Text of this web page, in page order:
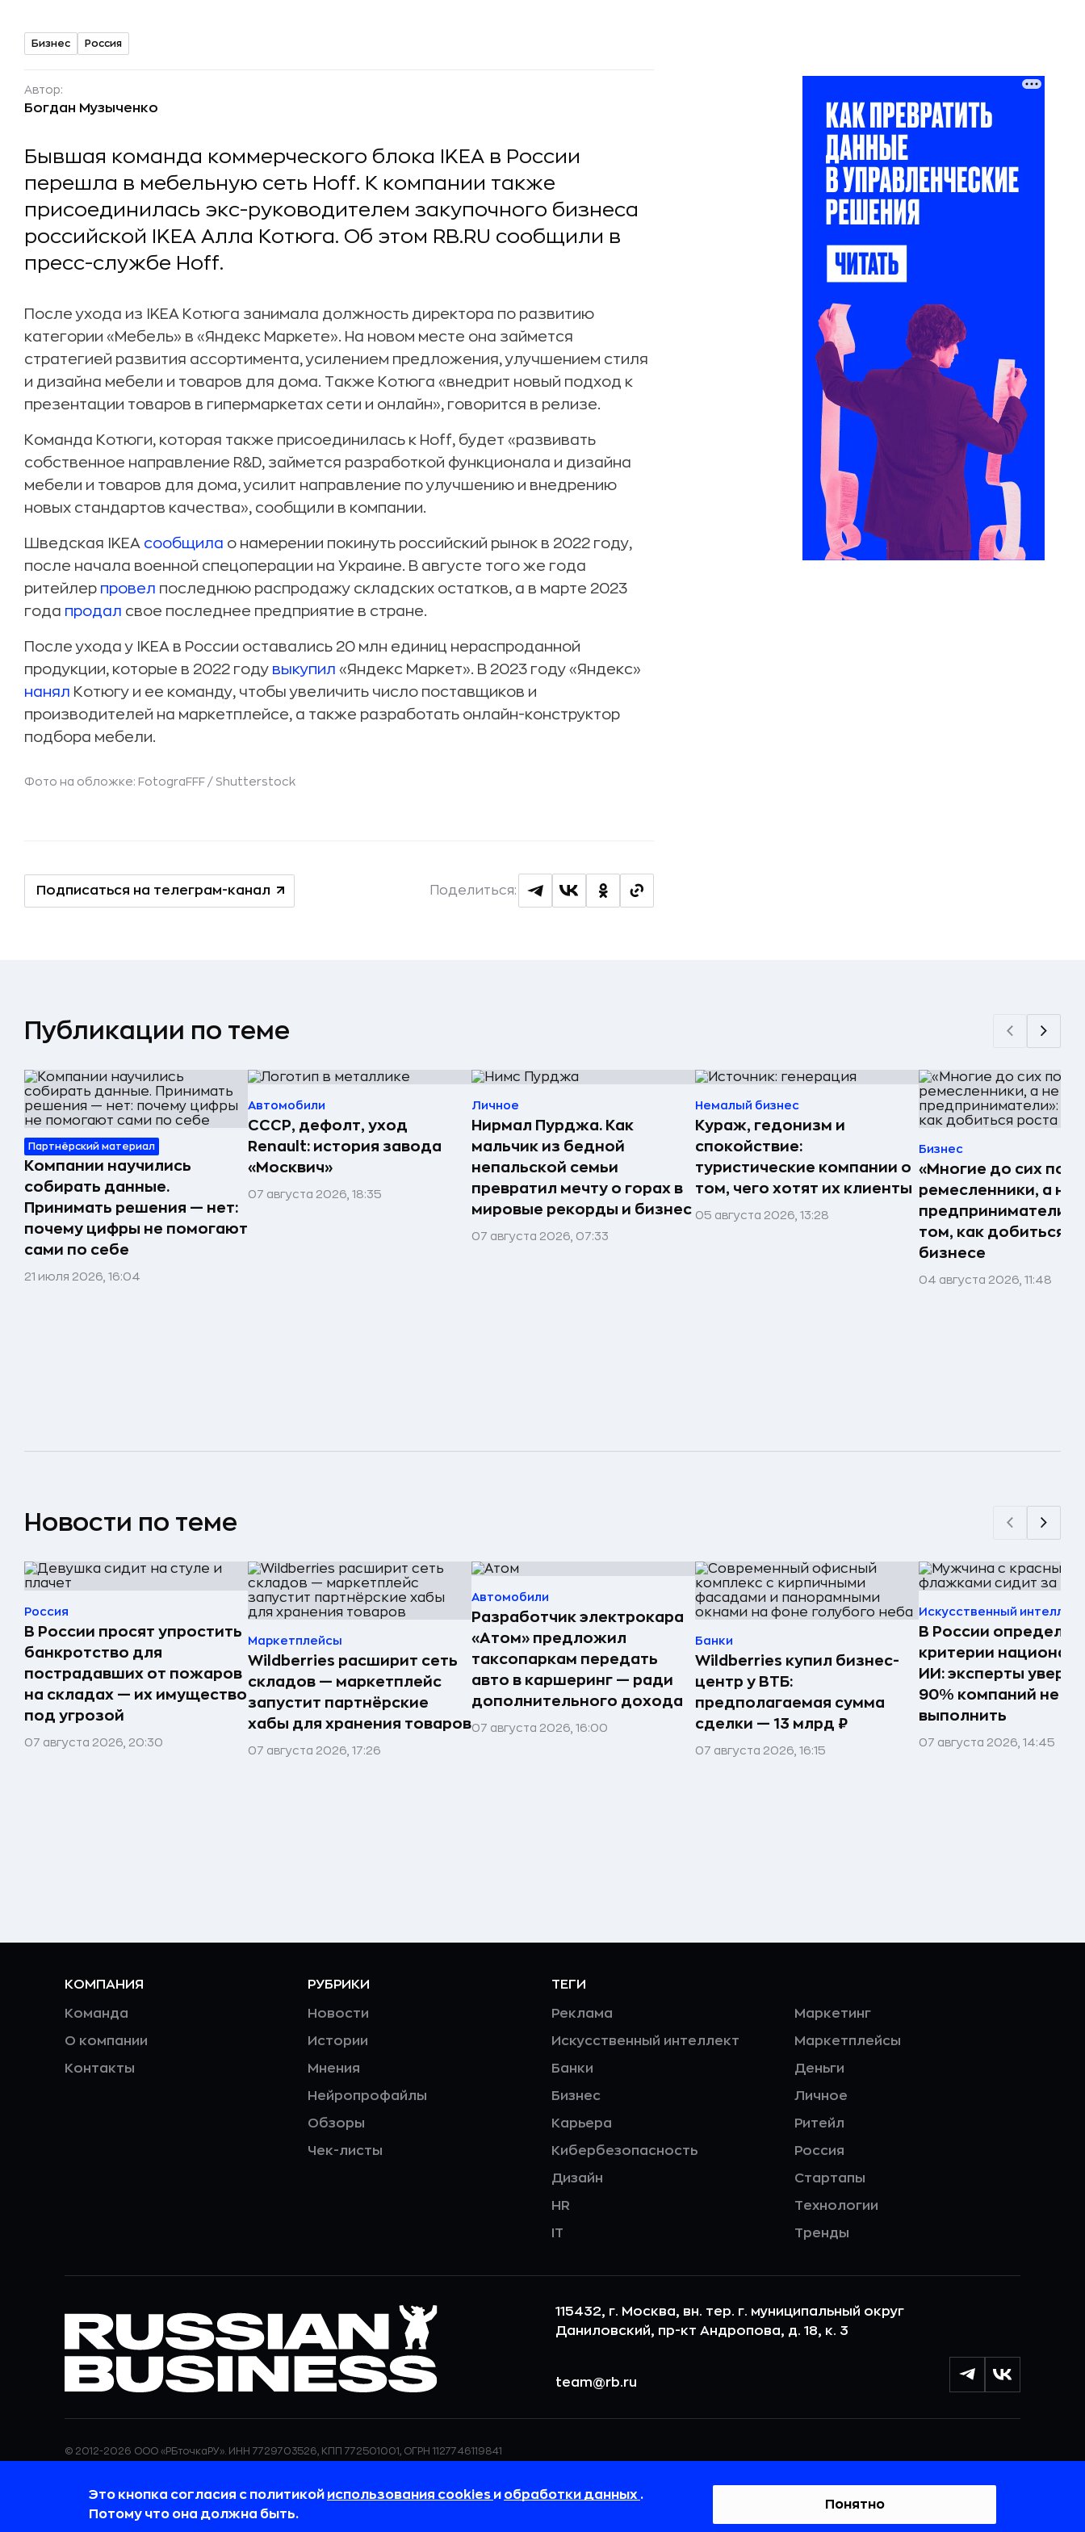
Бизнес Россия
Автор:
Богдан Музыченко
Бывшая команда коммерческого блока IKEA в России
перешла в мебельную сеть Hoff. К компании также
присоединилась экс-руководителем закупочного бизнеса
российской IKEA Алла Котюга. Об этом RB.RU сообщили в
пресс-службе Hoff.
После ухода из IKEA Котюга занимала должность директора по развитию
категории «Мебель» в «Яндекс Маркете». На новом месте она займется
стратегией развития ассортимента, усилением предложения, улучшением стиля
и дизайна мебели и товаров для дома. Также Котюга «внедрит новый подход к
презентации товаров в гипермаркетах сети и онлайн», говорится в релизе.
Команда Котюги, которая также присоединилась к Hoff, будет «развивать
собственное направление R&D, займется разработкой функционала и дизайна
мебели и товаров для дома, усилит направление по улучшению и внедрению
новых стандартов качества», сообщили в компании.
Шведская IKEA сообщила о намерении покинуть российский рынок в 2022 году,
после начала военной спецоперации на Украине. В августе того же года
ритейлер провел последнюю распродажу складских остатков, а в марте 2023
года продал свое последнее предприятие в стране.
После ухода у IKEA в России оставались 20 млн единиц нераспроданной
продукции, которые в 2022 году выкупил «Яндекс Маркет». В 2023 году «Яндекс»
нанял Котюгу и ее команду, чтобы увеличить число поставщиков и
производителей на маркетплейсе, а также разработать онлайн-конструктор
подбора мебели.
Фото на обложке: FotograFFF / Shutterstock
Подписаться на телеграм-канал Поделиться:
Публикации по теме
Партнёрский материал
Компании научились
собирать данные.
Принимать решения — нет:
почему цифры не помогают
сами по себе
21 июля 2026, 16:04
Автомобили
СССР, дефолт, уход
Renault: история завода
«Москвич»
07 августа 2026, 18:35
Личное
Нирмал Пурджа. Как
мальчик из бедной
непальской семьи
превратил мечту о горах в
мировые рекорды и бизнес
07 августа 2026, 07:33
Немалый бизнес
Кураж, гедонизм и
спокойствие:
туристические компании о
том, чего хотят их клиенты
05 августа 2026, 13:28
Бизнес
«Многие до сих пор
ремесленники, а не
предприниматели»:
том, как добиться
бизнесе
04 августа 2026, 11:48
Новости по теме
Россия
В России просят упростить
банкротство для
пострадавших от пожаров
на складах — их имущество
под угрозой
07 августа 2026, 20:30
Маркетплейсы
Wildberries расширит сеть
складов — маркетплейс
запустит партнёрские
хабы для хранения товаров
07 августа 2026, 17:26
Автомобили
Разработчик электрокара
«Атом» предложил
таксопаркам передать
авто в каршеринг — ради
дополнительного дохода
07 августа 2026, 16:00
Банки
Wildberries купил бизнес-
центр у ВТБ:
предполагаемая сумма
сделки — 13 млрд ₽
07 августа 2026, 16:15
Искусственный
В России
критерии
ИИ: эксперты
90% компаний не
выполнить
07 августа 2026, 14:45
КОМПАНИЯ
Команда
О компании
Контакты
РУБРИКИ
Новости
Истории
Мнения
Нейропрофайлы
Обзоры
Чек-листы
ТЕГИ
Реклама
Искусственный интеллект
Банки
Бизнес
Карьера
Кибербезопасность
Дизайн
HR
IT
Маркетинг
Маркетплейсы
Деньги
Личное
Ритейл
Россия
Стартапы
Технологии
Тренды
115432, г. Москва, вн. тер. г. муниципальный округ
Даниловский, пр-кт Андропова, д. 18, к. 3
team@rb.ru
© 2012-2026 ООО «РБточкаРУ». ИНН 7729703526, КПП 772501001, ОГРН 1127746119841
требованиях к защите персональных данных отражены в Политике в отношении
обработки персональных данных.
повышения удобства пользования веб-сайтом. Если вы не хотите, чтобы ваши
пользовательские данные обрабатывались, пожалуйста, ограничьте их использование в
Это кнопка согласия с политикой использования cookies и обработки данных .
Потому что она должна быть.
Понятно